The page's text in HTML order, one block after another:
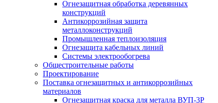
Огнезащитная обработка деревянных
конструкций
Антикоррозийная защита
металлоконструкций
Промышленная теплоизоляция
Огнезащита кабельных линий
Системы электрообогрева
Общестроительные работы
Проектирование
Поставка огнезащитных и антикоррозийных
материалов
Огнезащитная краска для металла ВУП-3Р